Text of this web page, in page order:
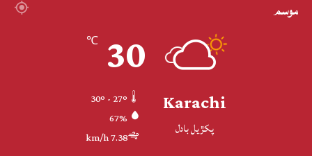
موسم
Karachi
پکڙيل بادل
30
℃
67%
7.38 km/h